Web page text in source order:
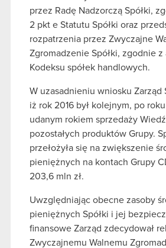
przez Radę Nadzorczą Spółki,
2 pkt e Statutu Spółki oraz
rozpatrzenia przez Zwyczajne
Zgromadzenie Spółki, zgodnie z
Kodeksu spółek handlowych.
W uzasadnieniu wniosku Zarząd
iż rok 2016 był kolejnym, po
udanym rokiem sprzedaży
pozostałych produktów Grupy.
przełożyła się na zwiększenie
pieniężnych na kontach Grupy
203,6 mln zł.
Uwzględniając obecne zasoby
pieniężnych Spółki i jej
finansowe Zarząd zdecydował
Zwyczajnemu Walnemu